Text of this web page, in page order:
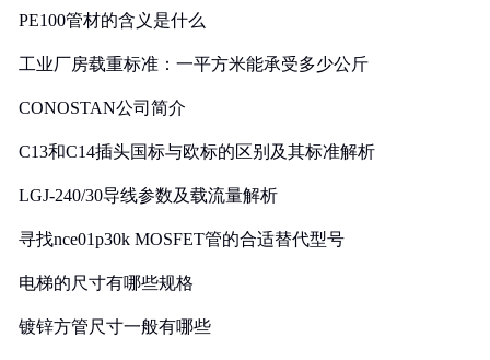
PE100管材的含义是什么
工业厂房载重标准：一平方米能承受多少公斤
CONOSTAN公司简介
C13和C14插头国标与欧标的区别及其标准解析
LGJ-240/30导线参数及载流量解析
寻找nce01p30k MOSFET管的合适替代型号
电梯的尺寸有哪些规格
镀锌方管尺寸一般有哪些